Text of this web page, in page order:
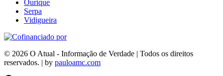
Ourique
Serpa
Vidigueira
© 2026 O Atual - Informação de Verdade | Todos os direitos
reservados. | by pauloamc.com